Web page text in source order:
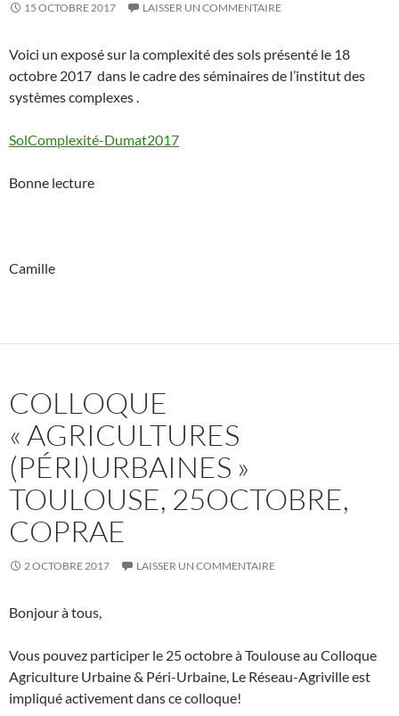
15 OCTOBRE 2017 LAISSER UN COMMENTAIRE
Voici un exposé sur la complexité des sols présenté le 18
octobre 2017 dans le cadre des séminaires de l’institut des
systèmes complexes .
SolComplexité-Dumat2017
Bonne lecture
Camille
COLLOQUE
« AGRICULTURES
(PÉRI)URBAINES »
TOULOUSE, 25OCTOBRE,
COPRAE
2 OCTOBRE 2017 LAISSER UN COMMENTAIRE
Bonjour à tous,
Vous pouvez participer le 25 octobre à Toulouse au Colloque
Agriculture Urbaine & Péri-Urbaine, Le Réseau-Agriville est
impliqué activement dans ce colloque!